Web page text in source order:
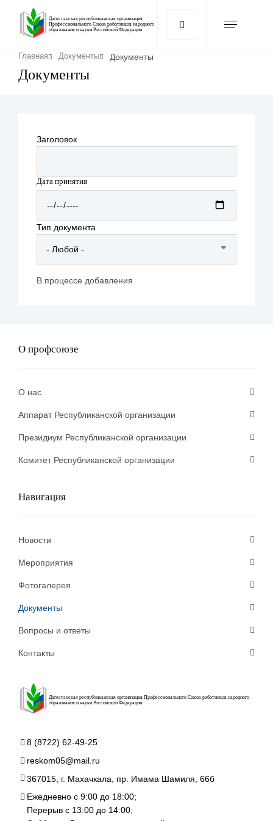
Перейти
основному
Дагестанская республиканская организация
Профессионального Союза работников народного
образования и науки Российской Федерации
Строка
навигации
Главная Документы Документы
Документы
Заголовок
Дата принятия
Тип документа
В процессе добавления
Дагестанская республиканская организация Профессионального Союза работников народного
образования и науки Российской Федерации
8 (8722) 62-49-25
reskom05@mail.ru
367015, г. Махачкала, пр. Имама Шамиля, 66б
Ежедневно с 9:00 до 18:00;
Перерыв с 13:00 до 14:00;
О профсоюзе
О нас
Аппарат Республиканской организации
Президиум Республиканской организации
Комитет Республиканской организации
Навигация
Новости
Мероприятия
Фотогалерея
Документы
Вопросы и ответы
Контакты